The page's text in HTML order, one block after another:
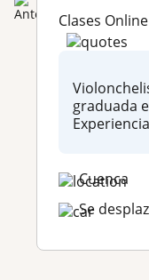
clases
graduada
Cuenca
Se